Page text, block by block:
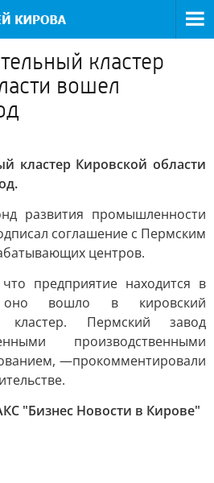
кластер
вошел
кластер Кировской области
развития промышленности
соглашение с Пермским
центров.
предприятие находится в
оно вошло в кировский
кластер. Пермский завод
производственными
—прокомментировали
"Бизнес Новости в Кирове"